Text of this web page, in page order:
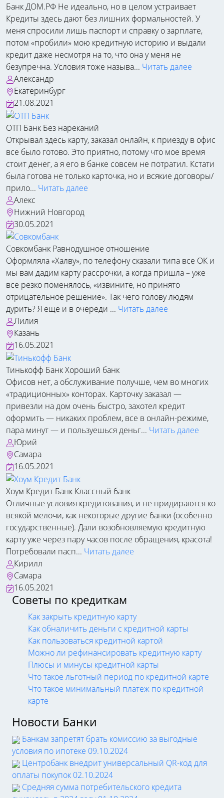
Банк ДОМ.РФ Не идеально, но в целом устраивает
Кредиты здесь дают без лишних формальностей. У
меня спросили лишь паспорт и справку о зарплате,
потом «пробили» мою кредитную историю и выдали
кредит даже несмотря на то, что она у меня не
безупречна. Условия тоже называ... Читать далее
Александр
Екатеринбург
21.08.2021
ОТП Банк Без нареканий
Открывал здесь карту, заказал онлайн, к приезду в офис
все было готово. Это приятно, потому что мое время
стоит денег, а я его в банке совсем не потратил. Кстати
была готова не только карточка, но и всякие договоры/
прило... Читать далее
Алекс
Нижний Новгород
30.05.2021
Совкомбанк Равнодушное отношение
Оформляла «Халву», по телефону сказали типа все ОК и
мы вам дадим карту рассрочки, а когда пришла – уже
все резко поменялось, «извините, но принято
отрицательное решение». Так чего голову людям
дурить? Я еще и в очереди ... Читать далее
Лилия
Казань
16.05.2021
Тинькофф БанкХороший банк
Офисов нет, а обслуживание получше, чем во многих
«традиционных» конторах. Карточку заказал —
привезли на дом очень быстро, захотел кредит
оформить — никаких проблем, все в онлайн-режиме,
пара минут — и пользуешься деньг... Читать далее
Юрий
Самара
16.05.2021
Хоум Кредит Банк Классный банк
Отличные условия кредитования, и не придираются ко
всякой мелочи, как некоторые другие банки (особенно
государственные). Дали возобновляемую кредитную
карту уже через пару часов после обращения, красота!
Потребовали пасп... Читать далее
Кирилл
Самара
16.05.2021
Советы по кредиткам
Как закрыть кредитную карту
Как обналичить деньги с кредитной карты
Как пользоваться кредитной картой
Можно ли рефинансировать кредитную карту
Плюсы и минусы кредитной карты
Что такое льготный период по кредитной карте
Что такое минимальный платеж по кредитной
карте
Новости Банки
Банкам запретят брать комиссию за выгодные
условия по ипотеке 09.10.2024
Центробанк внедрит универсальный QR-код для
оплаты покупок 02.10.2024
Средняя сумма потребительского кредита